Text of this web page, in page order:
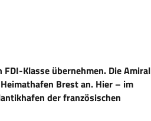
Klasse übernehmen. Die Amiral
Brest an. Hier – im
der französischen